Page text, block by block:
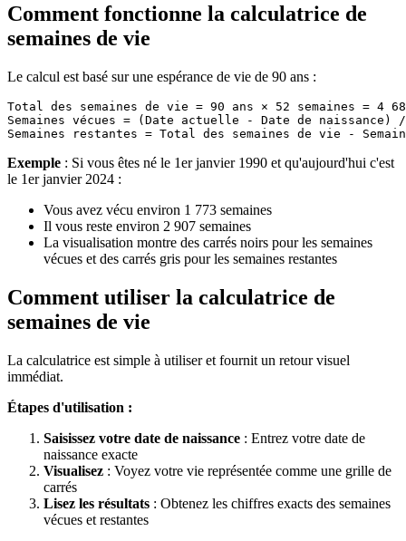
Comment fonctionne la calculatrice de
semaines de vie
Le calcul est basé sur une espérance de vie de 90 ans :
Total des semaines de vie = 90 ans × 52 semaines = 4
Semaines vécues = (Date actuelle - Date de
Exemple : Si vous êtes né le 1er janvier 1990 et qu'aujourd'hui c'est
le 1er janvier 2024 :
Vous avez vécu environ 1 773 semaines
Il vous reste environ 2 907 semaines
La visualisation montre des carrés noirs pour les semaines
vécues et des carrés gris pour les semaines restantes
Comment utiliser la calculatrice de
semaines de vie
La calculatrice est simple à utiliser et fournit un retour visuel
immédiat.
Étapes d'utilisation :
Saisissez votre date de naissance : Entrez votre date de
naissance exacte
Visualisez : Voyez votre vie représentée comme une grille de
carrés
Lisez les résultats : Obtenez les chiffres exacts des semaines
vécues et restantes